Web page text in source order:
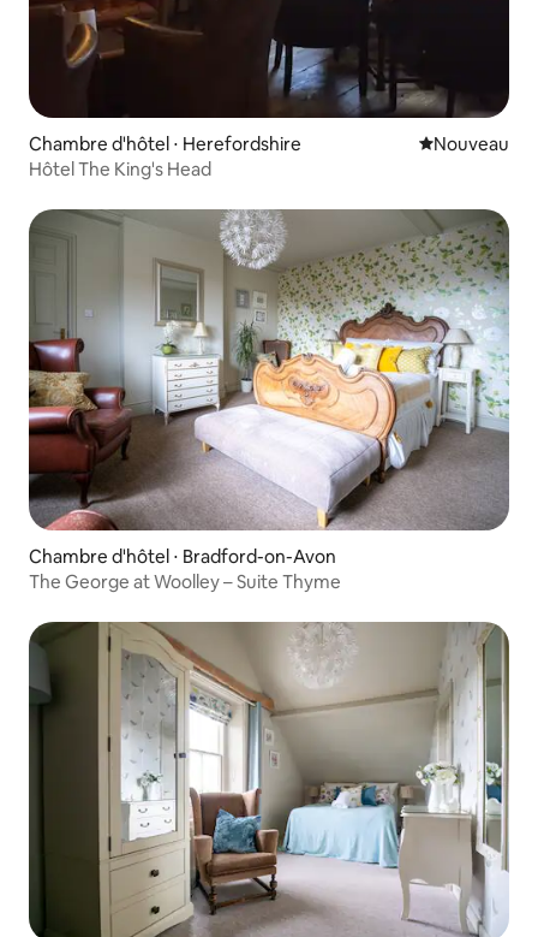
Chambre d'hôtel ⋅ Herefordshire Nouvel
Nouveau
Hôtel The King's Head
Chambre d'hôtel ⋅ Bradford-on-Avon
The George at Woolley – Suite Thyme